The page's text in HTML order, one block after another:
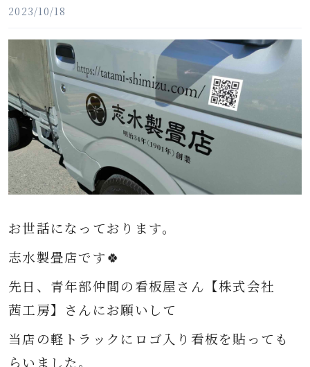
2023/10/18
お世話になっております。
志水製畳店です🍀
先日、青年部仲間の看板屋さん【株式会社
茜工房】さんにお願いして
当店の軽トラックにロゴ入り看板を貼っても
らいました。